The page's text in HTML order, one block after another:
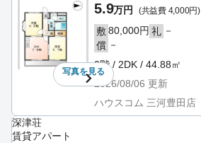
写真を見る
5.9万円 (共益費 4,000円)
敷80,000円 礼 －
償 －
2階 / 2DK / 44.88㎡
2026/08/06 更新
ハウスコム 三河豊田店
深津荘
賃貸アパート